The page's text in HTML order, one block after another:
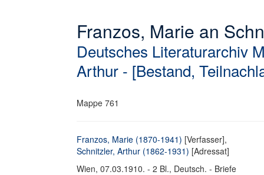
Franzos, Marie an
Deutsches Literaturarchiv
Arthur - [Bestand,
Mappe 761
Franzos, Marie (1870-1941) [Verfasser],
Schnitzler, Arthur (1862-1931) [Adressat]
Wien, 07.03.1910. - 2 Bl., Deutsch. - Briefe